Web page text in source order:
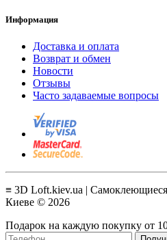
Информация
Доставка и оплата
Возврат и обмен
Новости
Отзывы
Часто задаваемые вопросы
≡ 3D Loft.kiev.ua |
Киеве © 2026
Подарок на каждую покупку от